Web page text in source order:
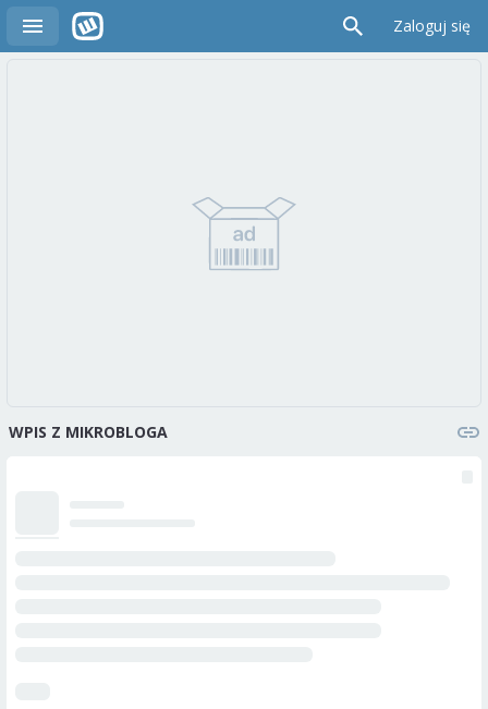
Zaloguj się
WPIS Z MIKROBLOGA